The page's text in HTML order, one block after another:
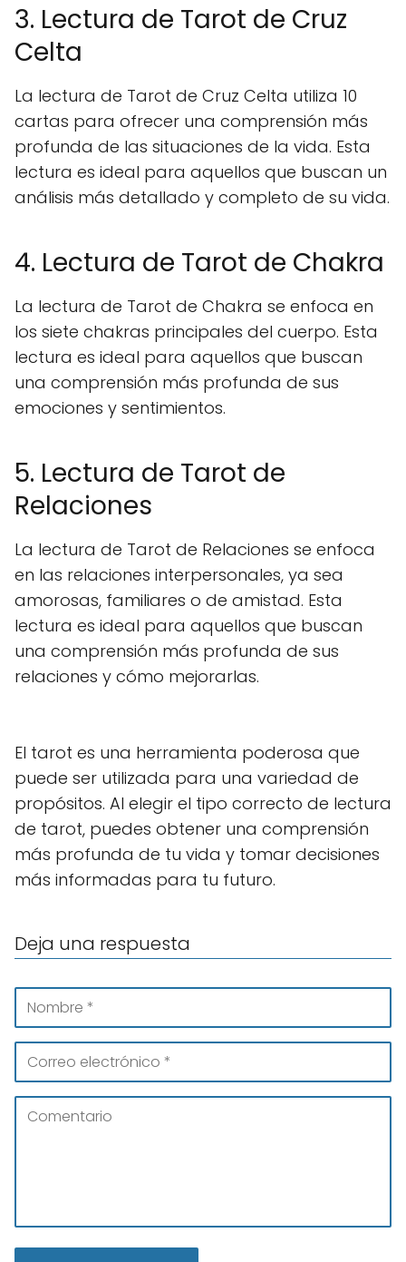
3. Lectura de Tarot de Cruz
Celta
La lectura de Tarot de Cruz Celta utiliza 10
cartas para ofrecer una comprensión más
profunda de las situaciones de la vida. Esta
lectura es ideal para aquellos que buscan un
análisis más detallado y completo de su vida.
4. Lectura de Tarot de Chakra
La lectura de Tarot de Chakra se enfoca en
los siete chakras principales del cuerpo. Esta
lectura es ideal para aquellos que buscan
una comprensión más profunda de sus
emociones y sentimientos.
5. Lectura de Tarot de
Relaciones
La lectura de Tarot de Relaciones se enfoca
en las relaciones interpersonales, ya sea
amorosas, familiares o de amistad. Esta
lectura es ideal para aquellos que buscan
una comprensión más profunda de sus
relaciones y cómo mejorarlas.
El tarot es una herramienta poderosa que
puede ser utilizada para una variedad de
propósitos. Al elegir el tipo correcto de lectura
de tarot, puedes obtener una comprensión
más profunda de tu vida y tomar decisiones
más informadas para tu futuro.
Deja una respuesta